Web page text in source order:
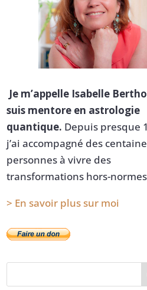
Je m’appelle Isabelle
suis mentore en astrologie
quantique. Depuis presque
j’ai accompagné des
personnes à vivre des
transformations hors-
> En savoir plus sur moi